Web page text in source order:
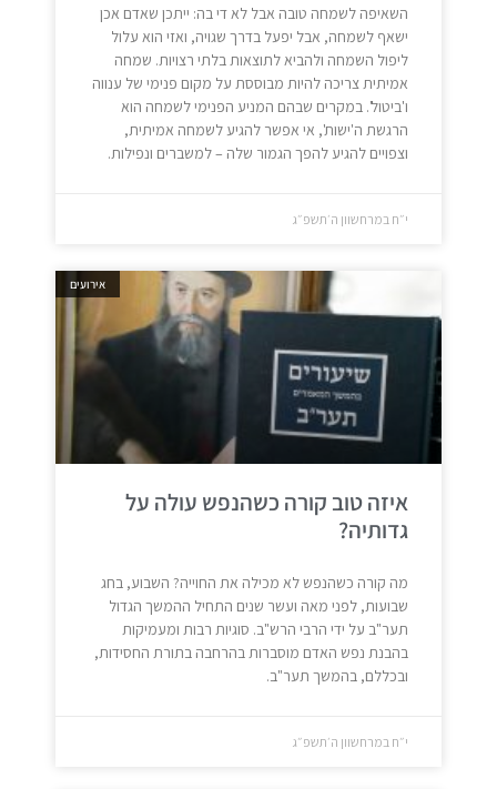
השאיפה לשמחה טובה אבל לא די בה: ייתכן שאדם אכן
ישאף לשמחה, אבל יפעל בדרך שגויה, ואזי הוא עלול
ליפול השמחה ולהביא לתוצאות בלתי רצויות. שמחה
אמיתית צריכה להיות מבוססת על מקום פנימי של ענווה
ו'ביטול'. במקרים שבהם המניע הפנימי לשמחה הוא
הרגשת ה'ישות', אי אפשר להגיע לשמחה אמיתית,
וצפויים להגיע להפך הגמור שלה – למשברים ונפילות.
י״ח במרחשוון ה׳תשפ״ג
אירועים
איזה טוב קורה כשהנפש עולה על
גדותיה?
מה קורה כשהנפש לא מכילה את החוייה? השבוע, בחג
שבועות, לפני מאה ועשר שנים התחיל ההמשך הגדול
תער"ב על ידי הרבי הרש"ב. סוגיות רבות ומעמיקות
בהבנת נפש האדם מוסברות בהרחבה בתורת החסידות,
ובכללם, בהמשך תער"ב.
י״ח במרחשוון ה׳תשפ״ג